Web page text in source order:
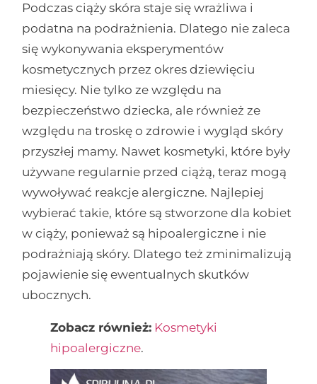
Podczas ciąży skóra staje się wrażliwa i
podatna na podrażnienia. Dlatego nie zaleca
się wykonywania eksperymentów
kosmetycznych przez okres dziewięciu
miesięcy. Nie tylko ze względu na
bezpieczeństwo dziecka, ale również ze
względu na troskę o zdrowie i wygląd skóry
przyszłej mamy. Nawet kosmetyki, które były
używane regularnie przed ciążą, teraz mogą
wywoływać reakcje alergiczne. Najlepiej
wybierać takie, które są stworzone dla kobiet
w ciąży, ponieważ są hipoalergiczne i nie
podrażniają skóry. Dlatego też zminimalizują
pojawienie się ewentualnych skutków
ubocznych.
Zobacz również: Kosmetyki
hipoalergiczne.